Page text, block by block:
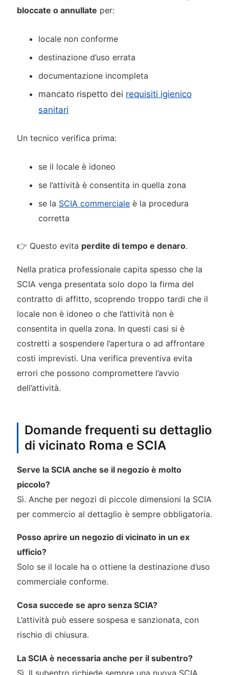
bloccate o annullate per:
locale non conforme
destinazione d’uso errata
documentazione incompleta
mancato rispetto dei requisiti igienico
sanitari
Un tecnico verifica prima:
se il locale è idoneo
se l’attività è consentita in quella zona
se la SCIA commerciale è la procedura
corretta
👉 Questo evita perdite di tempo e denaro.
Nella pratica professionale capita spesso che la
SCIA venga presentata solo dopo la firma del
contratto di affitto, scoprendo troppo tardi che il
locale non è idoneo o che l’attività non è
consentita in quella zona. In questi casi si è
costretti a sospendere l’apertura o ad affrontare
costi imprevisti. Una verifica preventiva evita
errori che possono compromettere l’avvio
dell’attività.
Domande frequenti su dettaglio
di vicinato Roma e SCIA
Serve la SCIA anche se il negozio è molto
piccolo?
Sì. Anche per negozi di piccole dimensioni la SCIA
per commercio al dettaglio è sempre obbligatoria.
Posso aprire un negozio di vicinato in un ex
ufficio?
Solo se il locale ha o ottiene la destinazione d’uso
commerciale conforme.
Cosa succede se apro senza SCIA?
L’attività può essere sospesa e sanzionata, con
rischio di chiusura.
La SCIA è necessaria anche per il subentro?